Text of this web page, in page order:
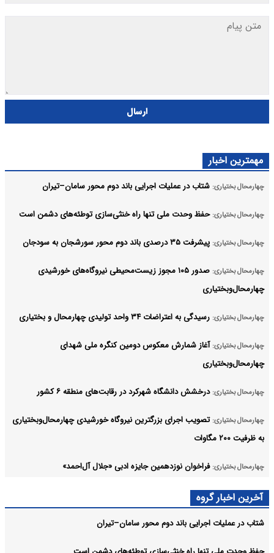
ارسال
مهمترین اخبار
چهارمحال بختیاری: شتاب در عملیات اجرایی باند دوم محور سامان–تیران
چهارمحال بختیاری: حفظ وحدت ملی تنها راه خنثی‌سازی توطئه‌های دشمن است
چهارمحال بختیاری: پیشرفت ۳۵ درصدی باند دوم محور سورشجان به سودجان
چهارمحال بختیاری:
صدور ۱۰۵ مجوز زیست‌محیطی نیروگاه‌های خورشیدی
چهارمحال‌وبختیاری
چهارمحال بختیاری: رسیدگی به اعتراضات ۳۴ واحد تولیدی چهارمحال و بختیاری
چهارمحال بختیاری: آغاز شمارش معکوس دومین کنگره ملی شهدای
چهارمحال‌وبختیاری
چهارمحال بختیاری: درخشش دانشگاه شهرکرد در رقابت‌های منطقه ۶ کشور
چهارمحال بختیاری: تصویب اجرای بزرگترین نیروگاه خورشیدی چهارمحال‌وبختیاری
به ظرفیت ۲۰۰ مگاوات
چهارمحال بختیاری: فراخوان نوزدهمین جایزه ادبی «جلال آل‌احمد»
چهارمحال بختیاری: شهرکرد آماده برگزاری کنگره ملی شهدا می‌شود
آرشیو
آخرین اخبار گروه
شتاب در عملیات اجرایی باند دوم محور سامان–تیران